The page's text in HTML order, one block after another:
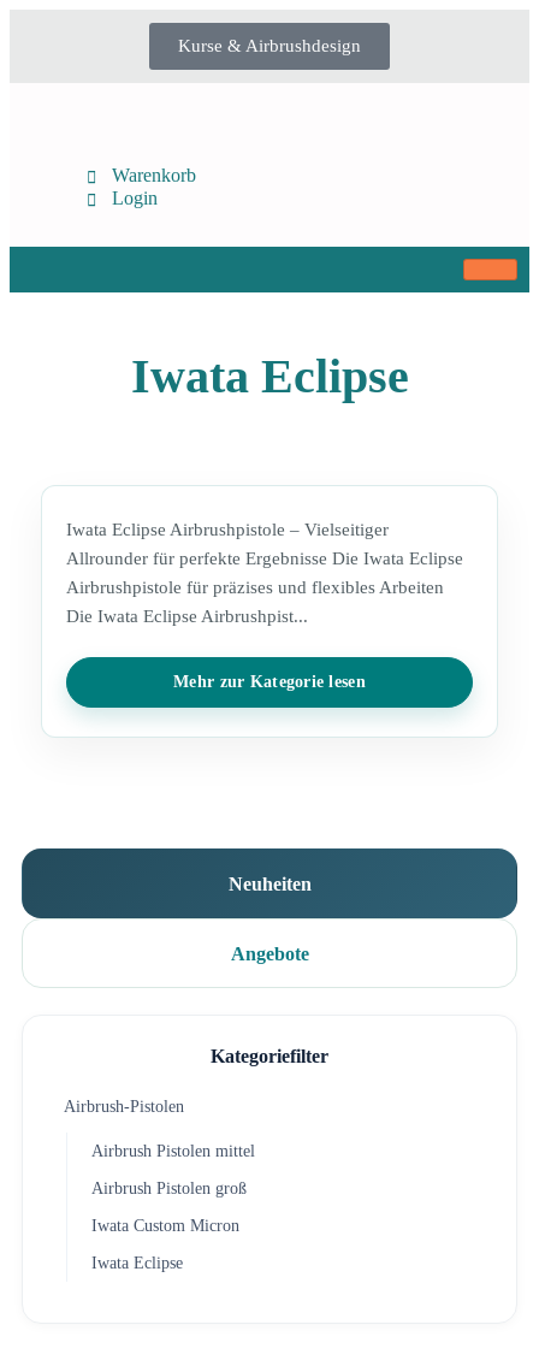
Kurse & Airbrushdesign
Warenkorb
Login
Iwata Eclipse
Iwata Eclipse Airbrushpistole – Vielseitiger
Allrounder für perfekte Ergebnisse Die Iwata Eclipse
Airbrushpistole für präzises und flexibles Arbeiten
Die Iwata Eclipse Airbrushpist...
Mehr zur Kategorie lesen
Neuheiten
Angebote
Kategoriefilter
Airbrush-Pistolen
Airbrush Pistolen mittel
Airbrush Pistolen groß
Iwata Custom Micron
Iwata Eclipse